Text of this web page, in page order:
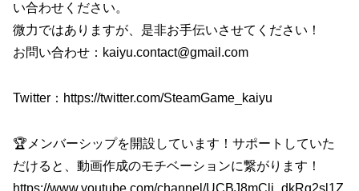
い合わせください。
微力ではありますが、是非お手伝いさせてください！
お問い合わせ：kaiyu.contact@gmail.com
Twitter：https://twitter.com/SteamGame_kaiyu
🏆メンバーシップを開設しています！サポートしていた
だけると、動画作成のモチベーションに繋がります！
https://www.youtube.com/channel/UCBJ8mClj_dkRg2sl1Z